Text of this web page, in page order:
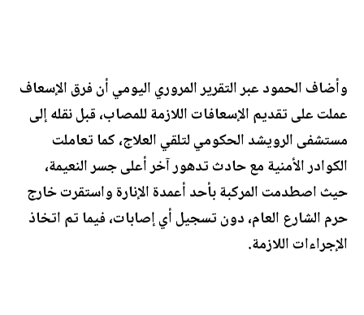
وأضاف الحمود عبر التقرير المروري اليومي أن فرق الإسعاف
عملت على تقديم الإسعافات اللازمة للمصاب، قبل نقله إلى
مستشفى الرويشد الحكومي لتلقي العلاج، كما تعاملت
الكوادر الأمنية مع حادث تدهور آخر أعلى جسر النعيمة،
حيث اصطدمت المركبة بأحد أعمدة الإنارة واستقرت خارج
حرم الشارع العام، دون تسجيل أي إصابات، فيما تم اتخاذ
الإجراءات اللازمة.